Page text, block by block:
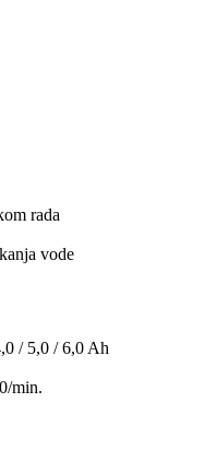
rada
vode
/ 5,0 / 6,0 Ah
min.